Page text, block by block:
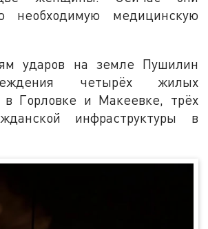
необходимую медицинскую
ударов на земле Пушилин
четырёх жилых
в Горловке и Макеевке, трёх
инфраструктуры в